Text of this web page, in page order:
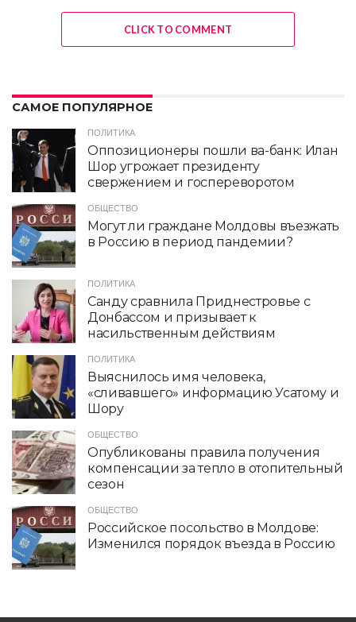
CLICK TO COMMENT
САМОЕ ПОПУЛЯРНОЕ
ПОЛИТИКА
Оппозиционеры пошли ва-банк: Илан
Шор угрожает президенту
свержением и госпереворотом
ОБЩЕСТВО
Могут ли граждане Молдовы въезжать
в Россию в период пандемии?
ПОЛИТИКА
Санду сравнила Приднестровье с
Донбассом и призывает к
насильственным действиям
ПОЛИТИКА
Выяснилось имя человека,
«сливавшего» информацию Усатому и
Шору
ОБЩЕСТВО
Опубликованы правила получения
компенсации за тепло в отопительный
сезон
ОБЩЕСТВО
Российское посольство в Молдове:
Изменился порядок въезда в Россию